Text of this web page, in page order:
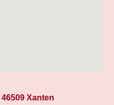
Xanten